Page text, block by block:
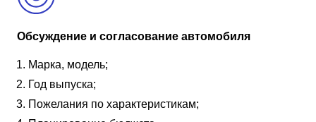
Обсуждение и согласование автомобиля
Марка, модель;
Год выпуска;
Пожелания по характеристикам;